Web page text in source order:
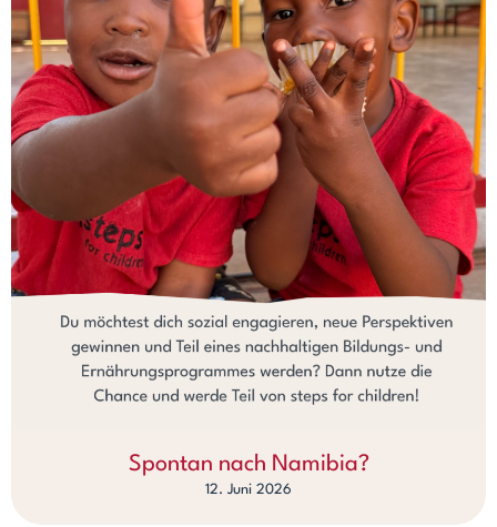
Spontan nach Namibia?
12. Juni 2026